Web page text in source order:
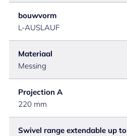
bouwvorm
L-AUSLAUF
Materiaal
Messing
Projection A
220 mm
Swivel range extendable up to